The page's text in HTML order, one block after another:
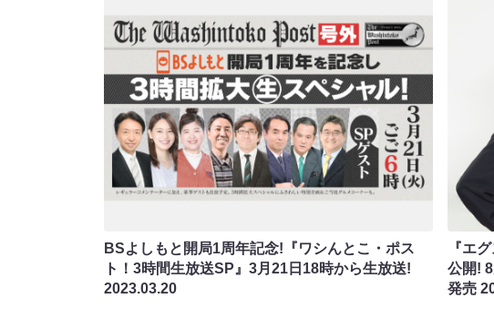
BSよしもと開局1周年記念!『ワシんとこ・ポス
ト！3時間生放送SP』3月21日18時から生放送!
2023.03.20
『エ
公開!
発売